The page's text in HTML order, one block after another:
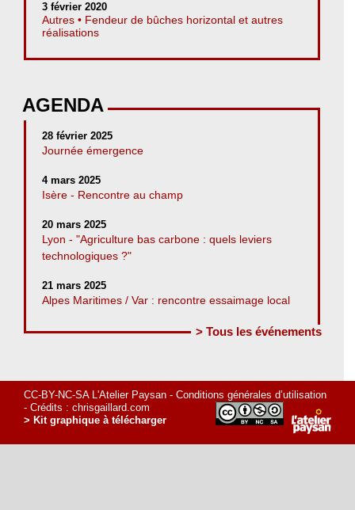
3 février 2020
Autres • Fendeur de bûches horizontal et autres
réalisations
AGENDA
28 février 2025
Journée émergence
4 mars 2025
Isère - Rencontre au champ
20 mars 2025
Lyon - "Agriculture bas carbone : quels leviers
technologiques ?"
21 mars 2025
Alpes Maritimes / Var : rencontre essaimage local
> Tous les événements
CC-BY-NC-SA L'Atelier Paysan - Conditions générales d’utilisation
- Crédits : chrisgaillard.com
> Kit graphique à télécharger